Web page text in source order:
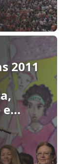
2011